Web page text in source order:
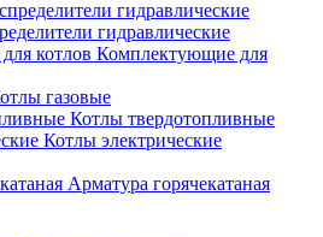
гидравлические
Комплектующие для
газовые
Котлы твердотопливные
Котлы электрические
Арматура горячекатаная